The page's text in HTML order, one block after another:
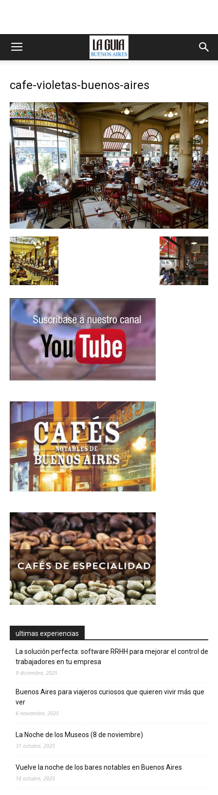
cafe-violetas-buenos-aires
ultimas experiencias
La solución perfecta: software RRHH para mejorar el control de
trabajadores en tu empresa
9 diciembre, 2025
Buenos Aires para viajeros curiosos que quieren vivir más que
ver
6 noviembre, 2025
La Noche de los Museos (8 de noviembre)
31 octubre, 2025
Vuelve la noche de los bares notables en Buenos Aires
16 octubre, 2025